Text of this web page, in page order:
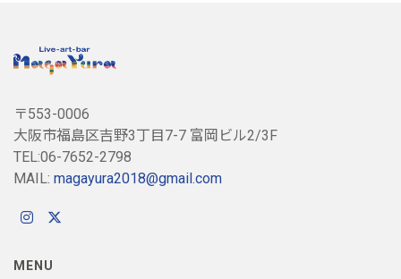
〒553-0006
大阪市福島区吉野3丁目7-7 富岡ビル2/3F
TEL:06-7652-2798
MAIL: magayura2018@gmail.com
MENU